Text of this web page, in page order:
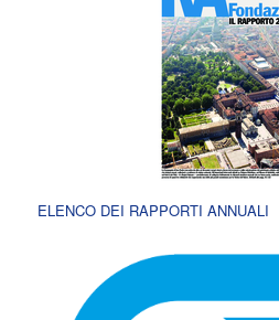
ELENCO DEI RAPPORTI ANNUALI